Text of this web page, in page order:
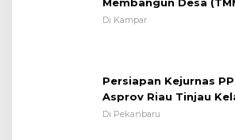
Membangun Desa
Kodim 0313/KPR
Di Kampar
Persiapan Kejurnas
Asprov Riau Tinjau
Lapangan Sepakbola
Di Pekanbaru